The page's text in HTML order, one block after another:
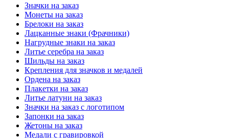
Значки на заказ
Монеты на заказ
Брелоки на заказ
Лацканные знаки (Фрачники)
Нагрудные знаки на заказ
Литье серебра на заказ
Шильды на заказ
Крепления для значков и медалей
Ордена на заказ
Плакетки на заказ
Литье латуни на заказ
Значки на заказ с логотипом
Запонки на заказ
Жетоны на заказ
Медали с гравировкой